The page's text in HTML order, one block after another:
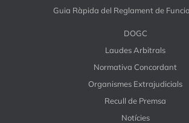
Guia Ràpida del Reglament de
DOGC
Laudes Arbitrals
Normativa Concordant
Organismes Extrajudicials
Recull de Premsa
Notícies